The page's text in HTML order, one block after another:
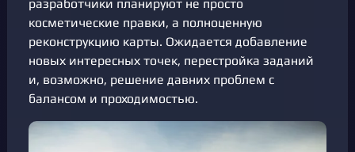
разработчики планируют не просто
косметические правки, а полноценную
реконструкцию карты. Ожидается добавление
новых интересных точек, перестройка заданий
и, возможно, решение давних проблем с
балансом и проходимостью.